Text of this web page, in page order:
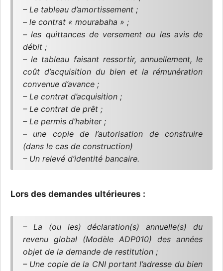
– Le tableau d’amortissement ;
– le contrat « mourabaha » ;
– les quittances de versement ou les avis de
débit ;
– le tableau faisant ressortir, annuellement, le
coût d’acquisition du bien et la rémunération
convenue d’avance ;
– Le contrat d’acquisition ;
– Le contrat de prêt ;
– Le permis d’habiter ;
– une copie de l’autorisation de construire
(dans le cas de construction)
– Un relevé d’identité bancaire.
Lors des demandes ultérieures :
– La (ou les) déclaration(s) annuelle(s) du
revenu global (Modèle ADP010) des années
objet de la demande de restitution ;
– Une copie de la CNI portant l’adresse du bien